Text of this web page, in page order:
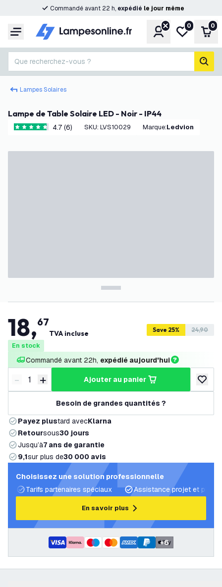
Commandé avant 22 h, expédié le jour même
Menu CompteMa liste de
0 0
Que recherchez-vous ?
Lampes Solaires
Lampe de Table Solaire LED - Noir - IP44
4.7 étoiles de notation
4.7 (6) SKU: LVS10029 Marque: Ledvion
18,67
TVA incluse Save 25% 24,90
En stock
Commandé avant 22h, expédié aujourd'hui
Diminuer la quantité
- Augmenter la quantité
+ ajouter au panier
Besoin de grandes quantités ?
Payez plustard avecKlarna
Retoursous30 jours
Jusqu’à7 ans de garantie
9,1sur plus de30 000 avis
Choisissez une solution professionnelle
Tarifs partenaires spéciaux
Assistance projet et plans
En savoir plus
+6